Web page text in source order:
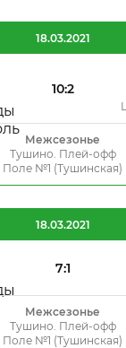
10:2
18.03.2021
Межсезонье
Тушино. Плей-офф
Поле №1 (Тушинская)
7:1
18.03.2021
Межсезонье
Тушино. Плей-офф
Поле №1 (Тушинская)